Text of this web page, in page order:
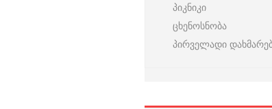
პიკნიკი
ცხენოსნობა
პირველადი